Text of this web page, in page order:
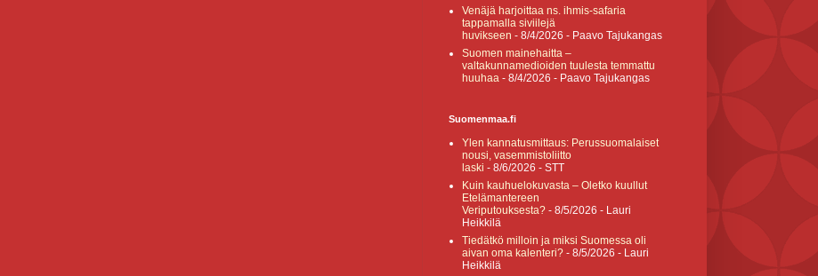
Venäjä harjoittaa ns. ihmis-safaria
tappamalla siviilejä
huvikseen - 8/4/2026 - Paavo Tajukangas
Suomen mainehaitta –
valtakunnamedioiden tuulesta temmattu
huuhaa - 8/4/2026 - Paavo Tajukangas
Suomenmaa.fi
Ylen kannatusmittaus: Perussuomalaiset
nousi, vasemmistoliitto
laski - 8/6/2026 - STT
Kuin kauhuelokuvasta – Oletko kuullut
Etelämantereen
Veriputouksesta? - 8/5/2026 - Lauri
Heikkilä
Tiedätkö milloin ja miksi Suomessa oli
aivan oma kalenteri? - 8/5/2026 - Lauri
Heikkilä